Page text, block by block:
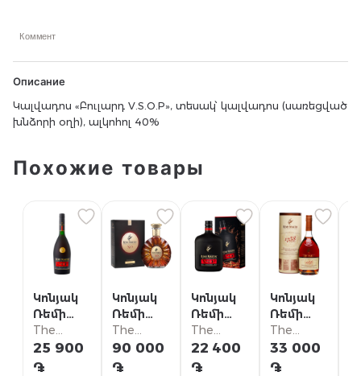
Коммент
Описание
Կալվադոս «Բուլարդ V.S.O.P», տեսակ՝ կալվադոս (սառեցված
խնձորի օղի), ալկոհոլ 40%
Похожие товары
Կոնյակ
Ռեմի
Մարտան
VSOP
The
House
25 900
֏
Կոնյակ
Ռեմի
Մարտան
XO
The
House
90 000
֏
Կոնյակ
Ռեմի
Մարտան
VSOP
The
House
22 400
֏
Կոնյակ
Ռեմի
Մարտան
1738
Ակորդ
The
House
33 000
֏